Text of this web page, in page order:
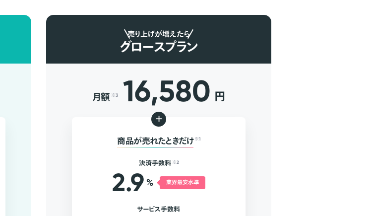
売り上げが増えたら
グロースプラン
月額 ※3 16,580 円
+
商品が売れたときだけ ※1
決済手数料 ※2
2.9 % 業界最安水準
サービス手数料